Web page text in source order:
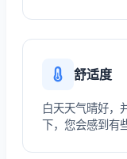
舒适度
白天天气晴好，
下，您会感到有